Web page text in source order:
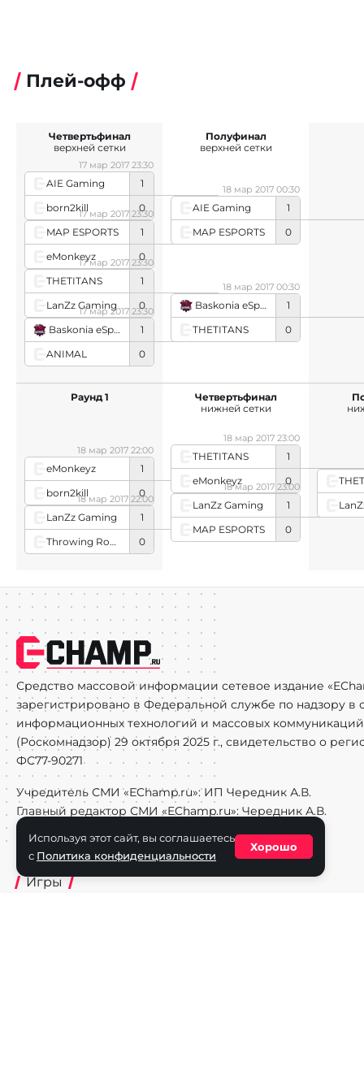
Плей-офф
AIE Gaming
1
born2kill
0
17 мар 2017 23:30
MAP ESPORTS
1
eMonkeyz
0
17 мар 2017 23:30
THETITANS
1
LanZz Gaming
0
17 мар 2017 23:30
Baskonia eSports
1
ANIMAL
0
17 мар 2017 23:30
Четвертьфинал
верхней сетки
AIE Gaming
1
MAP ESPORTS
0
18 мар 2017 00:30
Baskonia eSports
1
THETITANS
0
18 мар 2017 00:30
Полуфинал
верхней сетки
eMonkeyz
1
born2kill
0
18 мар 2017 22:00
LanZz Gaming
1
Throwing Rounds
0
18 мар 2017 22:00
Раунд 1
THETITANS
1
eMonkeyz
0
18 мар 2017 23:00
LanZz Gaming
1
MAP ESPORTS
0
18 мар 2017 23:00
Четвертьфинал
нижней сетки
Средство массовой информации сетевое издание
зарегистрировано в Федеральной службе по надзору в
информационных технологий и массовых коммуникаций
(Роскомнадзор) 29 октября 2025 г., свидетельство о
ФС77-90271
Учредитель СМИ «EChamp.ru»: ИП Чередник А.В.
Главный редактор СМИ «EChamp.ru»: Чередник А.В.
Телефон редакции: +7 (495) 134-14-54
info@echamp.ru
Игры
Используя этот сайт, вы соглашаетесь
с Политика конфиденциальности
Хорошо